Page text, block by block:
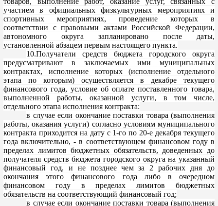
участием в официальных физкультурных мероприятиях и
спортивных мероприятиях, проведение которых в
соответствии с правовыми актами Российской Федерации,
автономного округа запланировано после даты,
установленной абзацем первым настоящего пункта.
10.Получатели средств бюджета городского округа
предусматривают в заключаемых ими муниципальных
контрактах, исполнение которых (исполнение отдельного
этапа по которым) осуществляется в декабре текущего
финансового года, условие об оплате поставленного товара,
выполненной работы, оказанной услуги, в том числе,
отдельного этапа исполнения контракта:
в случае если окончаниепоставки товара (выполнения
работы, оказания услуги) согласно условиям муниципального
контракта приходится на дату с 1-го по 20-е декабря текущего
года включительно, - в соответствующем финансовом году в
пределах лимитов бюджетных обязательств, доведенных до
получателя средств бюджета городского округа на указанный
финансовый год, и не позднее чем за 2 рабочих дня до
окончания этого финансового года либо в очередном
финансовом году в пределах лимитов бюджетных
обязательств на соответствующий финансовый год;
в случае если окончание поставки товара (выполнения